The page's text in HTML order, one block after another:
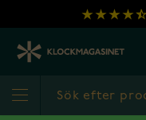
Hoppa till innehållet